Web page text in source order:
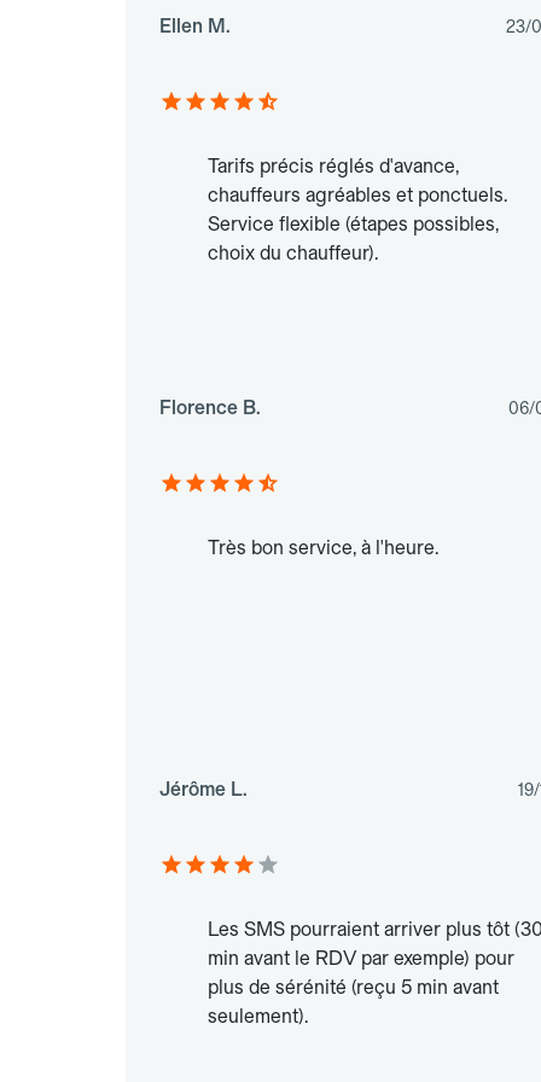
Ellen M. 23/
Tarifs précis réglés d'avance,
chauffeurs agréables et ponctuels.
Service flexible (étapes possibles,
choix du chauffeur).
Florence B. 06/
Très bon service, à l'heure.
Jérôme L.
Les SMS pourraient arriver plus tôt
min avant le RDV par exemple) pour
plus de sérénité (reçu 5 min avant
seulement).